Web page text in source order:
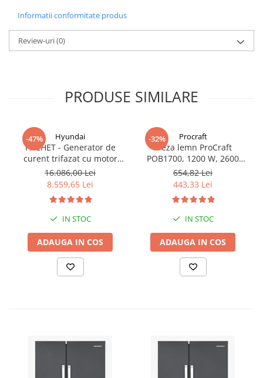
Informatii conformitate produs
Review-uri(0)
PRODUSE SIMILARE
-47% Hyundai
PACHET - Generator de
curent trifazat cu motor
diesel Hyundai DHY8600SE-
T, putere motor 12 CP,
Putere maxima 7.9 kVA,
tensiune 380 / 220 V +
Automatizare trifazata
ATS12-3P
16.086,00 Lei
8.559,65 Lei
IN STOC
ADAUGA IN COS
-32% Procraft
Freza lemn ProCraft
POB1700, 1200 W, 2600
Rpm cu 12 freze pentru
lemn incluse in pachet
654,82 Lei
443,33 Lei
IN STOC
ADAUGA IN COS